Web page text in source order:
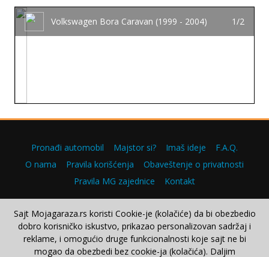
Volkswagen Bora Caravan (1999 - 2004) 1/2
Pronađi automobil Majstor si? Imaš ideje
F.A.Q.
O nama
Pravila korišćenja
Obaveštenje o privatnosti
Pravila MG zajednice
Kontakt
Copyright © 2000–2026.
Sajt Mojagaraza.rs koristi Cookie-je (kolačiće) da bi obezbedio
dobro korisničko iskustvo, prikazao personalizovan sadržaj i
reklame, i omogućio druge funkcionalnosti koje sajt ne bi
mogao da obezbedi bez cookie-ja (kolačića). Daljim